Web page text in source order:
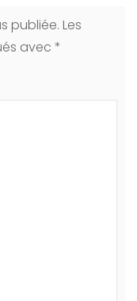
publiée. Les
avec *